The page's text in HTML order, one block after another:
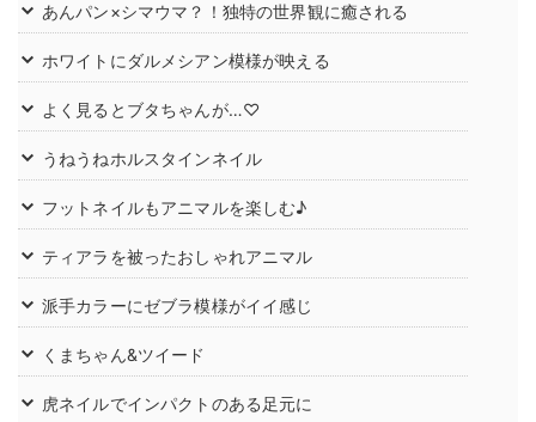
あんパン×シマウマ？！独特の世界観に癒される
ホワイトにダルメシアン模様が映える
よく見るとブタちゃんが…♡
うねうねホルスタインネイル
フットネイルもアニマルを楽しむ♪
ティアラを被ったおしゃれアニマル
派手カラーにゼブラ模様がイイ感じ
くまちゃん&ツイード
虎ネイルでインパクトのある足元に